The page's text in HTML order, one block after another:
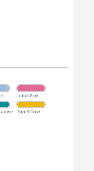
Lotus Pink
Pop Yellow